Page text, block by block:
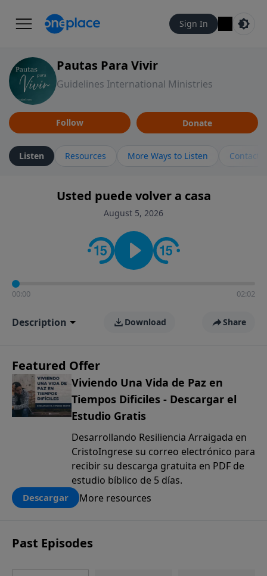
Sign In
Pautas Para Vivir
Guidelines International Ministries
Follow Donate
Listen Resources More Ways to Listen Contact
Usted puede volver a casa
August 5, 2026
00:00 02:02
Description Download Share
Featured Offer
Viviendo Una Vida de Paz en
Tiempos Dificiles - Descargar el
Estudio Gratis
Desarrollando Resiliencia Arraigada en
CristoIngrese su correo electrónico para
recibir su descarga gratuita en PDF de
estudio bíblico de 5 días.
Descargar More resources
Past Episodes